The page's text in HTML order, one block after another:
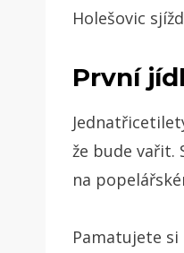
Holešovic
První
že bude vařit.
na
Pamatujete